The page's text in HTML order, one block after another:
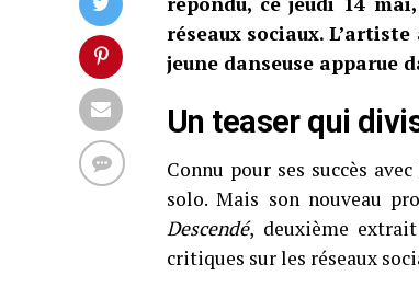
réseaux sociaux.
jeune danseuse apparue
Un teaser qui
Connu pour ses succès
solo. Mais son nouveau
Descendé, deuxième
critiques sur les réseaux